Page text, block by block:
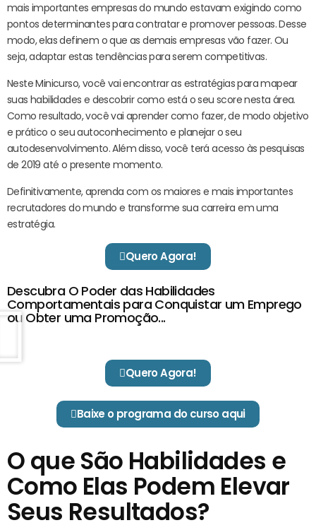
mais importantes empresas do mundo estavam exigindo como
pontos determinantes para contratar e promover pessoas. Desse
modo, elas definem o que as demais empresas vão fazer. Ou
seja, adaptar estas tendências para serem competitivas.
Neste Minicurso, você vai encontrar as estratégias para mapear
suas habilidades e descobrir como está o seu score nesta área.
Como resultado, você vai aprender como fazer, de modo objetivo
e prático o seu autoconhecimento e planejar o seu
autodesenvolvimento. Além disso, você terá acesso às pesquisas
de 2019 até o presente momento.
Definitivamente, aprenda com os maiores e mais importantes
recrutadores do mundo e transforme sua carreira em uma
estratégia.
Quero Agora!
Descubra O Poder das Habilidades
Comportamentais para Conquistar um Emprego
ou Obter uma Promoção...
Quero Agora!
Baixe o programa do curso aqui
O que São Habilidades e
Como Elas Podem Elevar
Seus Resultados?